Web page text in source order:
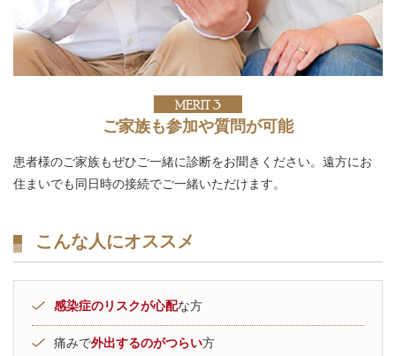
MERIT 3
ご家族も参加や質問が可能
患者様のご家族もぜひご一緒に診断をお聞きください。遠方にお
住まいでも同日時の接続でご一緒いただけます。
こんな人にオススメ
感染症のリスクが心配な方
痛みで外出するのがつらい方